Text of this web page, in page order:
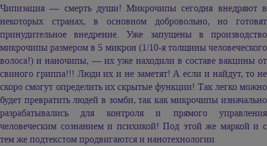
Чипизация — смерть души! Микрочипы сегодня внедряют в
некоторых странах, в основном добровольно, но готовят
принудительное внедрение. Уже запущены в производство
микрочипы размером в 5 микрон (1/10-я толщины человеческого
волоса!) и наночипы, — их уже находили в составе вакцины от
свиного гриппа!!! Люди их и не заметят! А если и найдут, то не
скоро смогут определить их скрытые функции! Так легко можно
будет превратить людей в зомби, так как микрочипы изначально
разрабатывались для контроля и прямого управления
человеческим сознанием и психикой! Под этой же маркой и с
тем же подтекстом продвигаются и нанотехнологии.